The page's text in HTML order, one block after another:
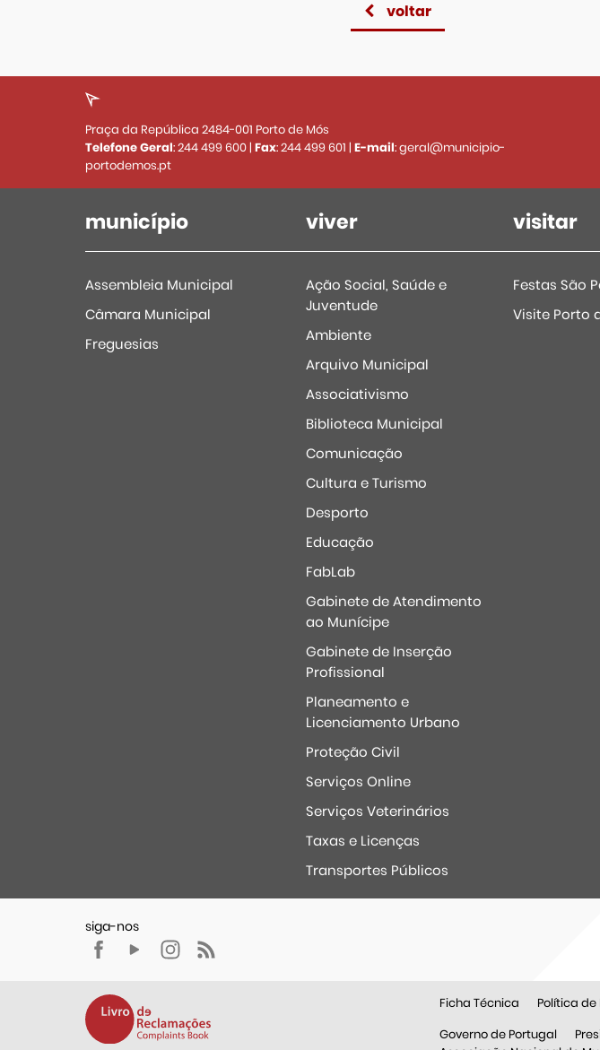
voltar
Praça da República 2484-001 Porto de Mós
Telefone Geral:244 499 600| Fax:244 499 601 | E-mail:geral@municipio-
portodemos.pt
município
Assembleia Municipal
Câmara Municipal
Freguesias
viver
Ação Social, Saúde e
Juventude
Ambiente
Arquivo Municipal
Associativismo
Biblioteca Municipal
Comunicação
Cultura e Turismo
Desporto
Educação
FabLab
Gabinete de Atendimento
ao Munícipe
Gabinete de Inserção
Profissional
Planeamento e
Licenciamento Urbano
Proteção Civil
Serviços Online
Serviços Veterinários
Taxas e Licenças
Transportes Públicos
visitar
Festas São
Visite Porto
Ficha Técnica
Política
Governo de Portugal